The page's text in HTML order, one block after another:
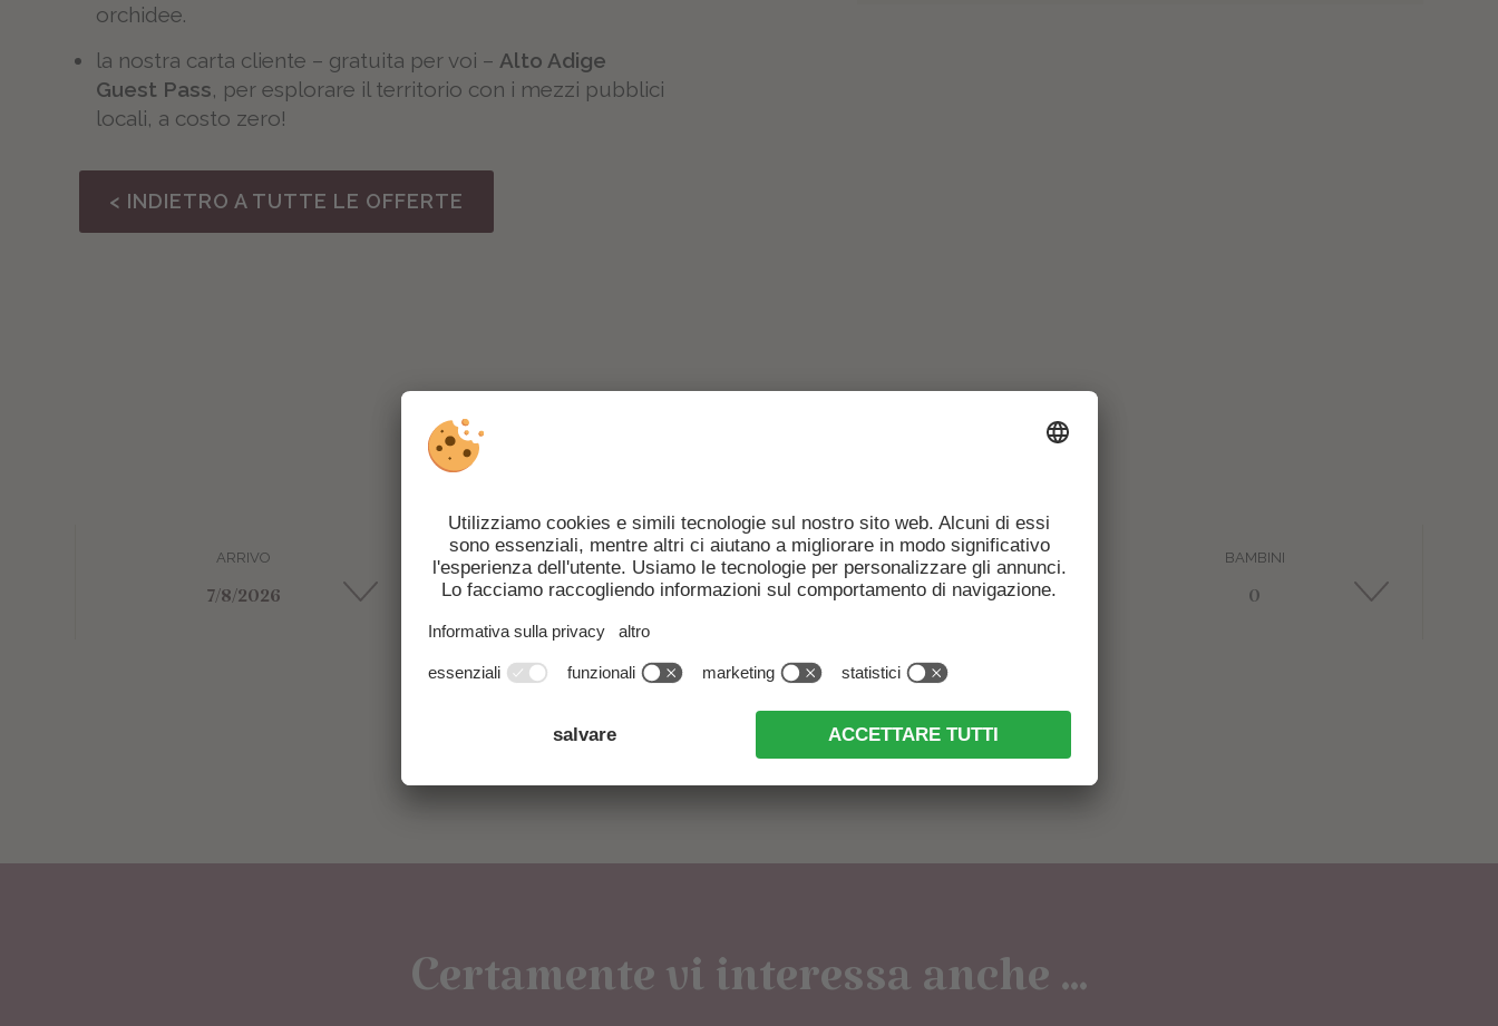
orchidee.
la nostra carta cliente – gratuita per voi – Alto Adige
Guest Pass, per esplorare il territorio con i mezzi pubblici
locali, a costo zero!
< INDIETRO A TUTTE LE OFFERTE
ARRIVO PARTENZA ADULTI BAMBINI
RICHIESTA NON VINCOLANTE
Certamente vi interessa anche ...